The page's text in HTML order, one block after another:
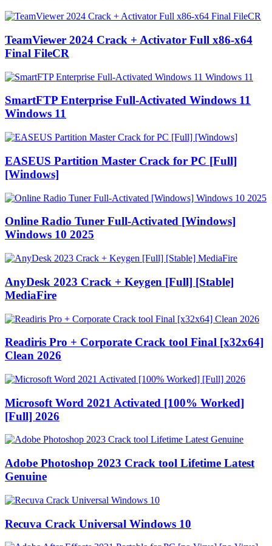
TeamViewer 2024 Crack + Activator Full x86-x64
Final FileCR
SmartFTP Enterprise Full-Activated Windows 11
Windows 11
EASEUS Partition Master Crack for PC [Full]
[Windows]
Online Radio Tuner Full-Activated [Windows]
Windows 10 2025
AnyDesk 2023 Crack + Keygen [Full] [Stable]
MediaFire
Readiris Pro + Corporate Crack tool Final [x32x64]
Clean 2026
Microsoft Word 2021 Activated [100% Worked]
[Full] 2026
Adobe Photoshop 2023 Crack tool Lifetime Latest
Genuine
Recuva Crack Universal Windows 10